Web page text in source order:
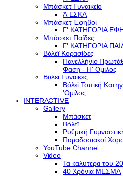
Μπάσκετ Γυναικείο
Ά ΕΣΚΑ
Μπάσκετ Έφηβοι
Γ' ΚΑΤΗΓΟΡΙΑ
Μπάσκετ Παίδες
Γ' ΚΑΤΗΓΟΡΙΑ
Βόλεϊ Κορασίδες
Πανελλήνιο
Φαση - H' Ομιλος
Βόλεϊ Γυναίκες
Βόλεϊ Τοπική
'Ομιλος
INTERACTIVE
Gallery
Μπάσκετ
Βόλεϊ
Ρυθμική
Παραδοσιακοί
YouTube Channel
Video
Τα καλυτερα του
40 Χρόνια ΜΕΣΜΑ